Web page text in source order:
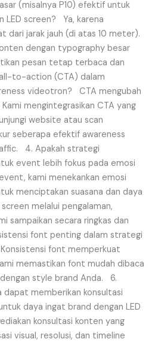
(misalnya P10) efektif untuk
LED screen? Ya, karena
dari jarak jauh (di atas 10 meter).
dengan typography besar
pesan tetap terbaca dan
to-action (CTA) dalam
videotron? CTA mengubah
mengintegrasikan CTA yang
website atau scan
seberapa efektif awareness
4. Apakah strategi
event lebih fokus pada emosi
kami menekankan emosi
menciptakan suasana dan daya
melalui pengalaman,
sampaikan secara ringkas dan
font penting dalam strategi
font memperkuat
memastikan font mudah dibaca
style brand Anda. 6.
dapat memberikan konsultasi
daya ingat brand dengan LED
konsultasi konten yang
visual, resolusi, dan timeline